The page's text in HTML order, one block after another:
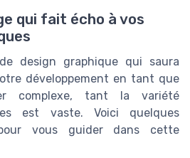
qui fait écho à vos
design graphique qui saura
développement en tant que
complexe, tant la variété
est vaste. Voici quelques
vous guider dans cette